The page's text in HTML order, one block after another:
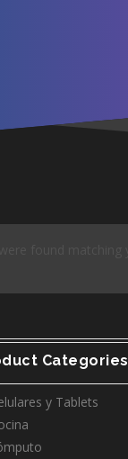
Categories
y Tablets